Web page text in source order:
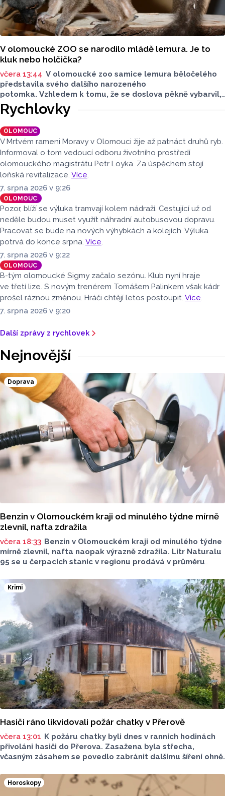
V olomoucké ZOO se narodilo mládě lemura. Je to
kluk nebo holčička?
včera 13:44 V olomoucké zoo samice lemura běločelého
představila svého dalšího narozeného
potomka. Vzhledem k tomu, že se doslova pěkně vybarvil,
je téměř jisté, že se jedná o samce. Samice totiž bývají
hnědé, případně hnědošedé, zato samci se pyšní bílým
zbarvením hlavy.
Rychlovky
OLOMOUC
V Mrtvém rameni Moravy v Olomouci žije až patnáct druhů ryb.
Informoval o tom vedoucí odboru životního prostředí
olomouckého magistrátu Petr Loyka. Za úspěchem stojí
loňská revitalizace. Více.
7. srpna 2026 v 9:26
OLOMOUC
Pozor, blíží se výluka tramvají kolem nádraží. Cestující už od
neděle budou muset využít náhradní autobusovou dopravu.
Pracovat se bude na nových výhybkách a kolejích. Výluka
potrvá do konce srpna. Více.
7. srpna 2026 v 9:22
OLOMOUC
B-tým olomoucké Sigmy začalo sezónu. Klub nyní hraje
ve třetí lize. S novým trenérem Tomášem Palinkem však kádr
prošel ráznou změnou. Hráči chtějí letos postoupit. Více.
7. srpna 2026 v 9:20
Další zprávy z rychlovek
Nejnovější
Doprava
Benzin v Olomouckém kraji od minulého týdne mírně
zlevnil, nafta zdražila
včera 18:33 Benzin v Olomouckém kraji od minulého týdne
mírně zlevnil, nafta naopak výrazně zdražila. Litr Naturalu
95 se u čerpacích stanic v regionu prodává v průměru
O 84 haléřů zdražila nafta, za litr teď řidiči dají průměrně
44,84 koruny. Podle údajů společnosti CCS, která ceny
sleduje, je benzin v současnosti o 7,73 koruny dražší než
před rokem, za naftu tehdy motoristé platili o 11,31
koruny méně.
Krimi
Hasiči ráno likvidovali požár chatky v Přerově
včera 13:01 K požáru chatky byli dnes v ranních hodinách
přivoláni hasiči do Přerova. Zasažena byla střecha,
včasným zásahem se povedlo zabránit dalšímu šíření ohně.
Horoskopy